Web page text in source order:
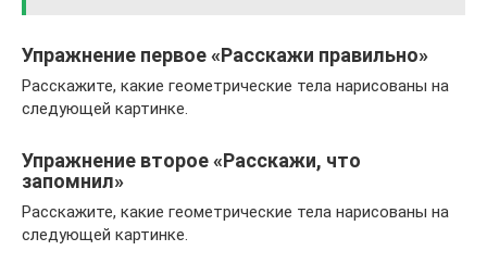
Упражнение первое «Расскажи правильно»
Расскажите, какие геометрические тела нарисованы на
следующей картинке.
Упражнение второе «Расскажи, что
запомнил»
Расскажите, какие геометрические тела нарисованы на
следующей картинке.